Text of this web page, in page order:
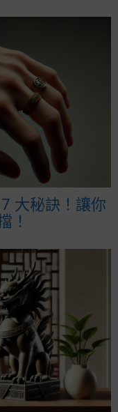
大秘訣！讓你
！